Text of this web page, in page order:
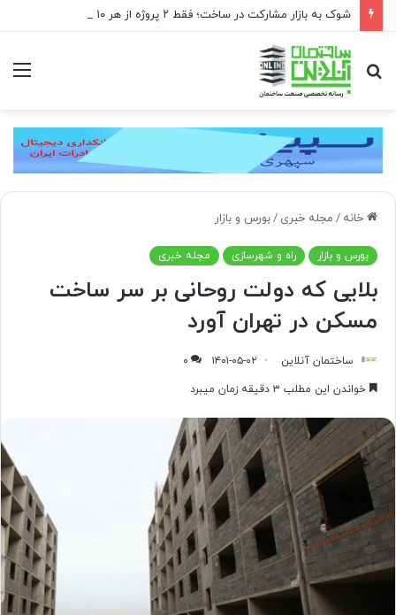
جستجو
برای
خانه / مجله خبری /بورس و بازار
بورس و بازار راه و شهرسازی مجله خبری
بلایی که دولت روحانی بر سر ساخت
مسکن در تهران آورد
ساختمان آنلاین ۱۴۰۱-۰۵-۰۲
۰
خواندن این مطلب ۳ دقیقه زمان میبرد